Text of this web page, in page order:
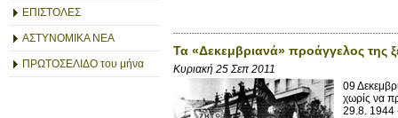
ΕΠΙΣΤΟΛΕΣ
ΑΣΤΥΝΟΜΙΚΑ ΝΕΑ
ΠΡΩΤΟΣΕΛΙΔΟ του μήνα
Τα «Δεκεμβριανά» προάγγελος της
Κυριακή 25 Σεπ 2011
09
χωρίς να
29.8. 1944